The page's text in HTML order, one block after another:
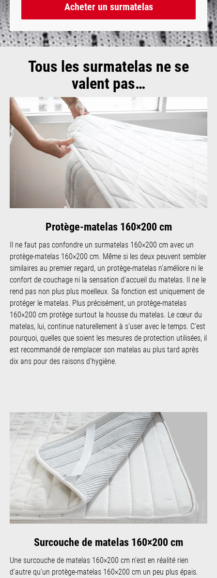
Acheter un surmatelas
Tous les surmatelas ne se
valent pas…
Protège-matelas 160×200 cm
Il ne faut pas confondre un surmatelas 160×200 cm avec un
protège-matelas 160×200 cm. Même si les deux peuvent sembler
similaires au premier regard, un protège-matelas n’améliore ni le
confort de couchage ni la sensation d’accueil du matelas. Il ne le
rend pas non plus plus moelleux. Sa fonction est uniquement de
protéger le matelas. Plus précisément, un protège-matelas
160×200 cm protège surtout la housse du matelas. Le cœur du
matelas, lui, continue naturellement à s’user avec le temps. C’est
pourquoi, quelles que soient les mesures de protection utilisées, il
est recommandé de remplacer son matelas au plus tard après
dix ans pour des raisons d’hygiène.
Surcouche de matelas 160×200 cm
Une surcouche de matelas 160×200 cm n’est en réalité rien
d’autre qu’un protège-matelas 160×200 cm un peu plus épais.